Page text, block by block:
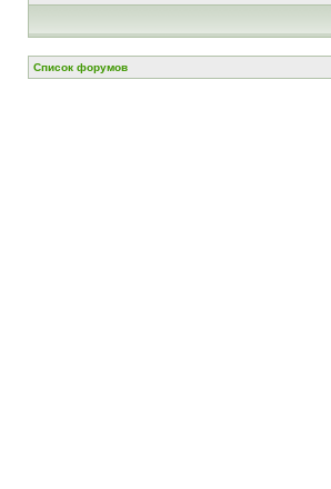
Список форумов